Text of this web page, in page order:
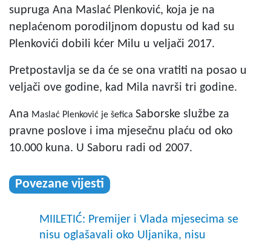
supruga Ana Maslać Plenković, koja je na
neplaćenom porodiljnom dopustu od kad su
Plenkovići dobili kćer Milu u veljači 2017.
Pretpostavlja se da će se ona vratiti na posao u
veljači ove godine, kad Mila navrši tri godine.
Ana Maslać Plenković je šefica Saborske službe za
pravne poslove i ima mjesečnu plaću od oko
10.000 kuna. U Saboru radi od 2007.
Povezane vijesti
MIILETIĆ: Premijer i Vlada mjesecima se
nisu oglašavali oko Uljanika, nisu